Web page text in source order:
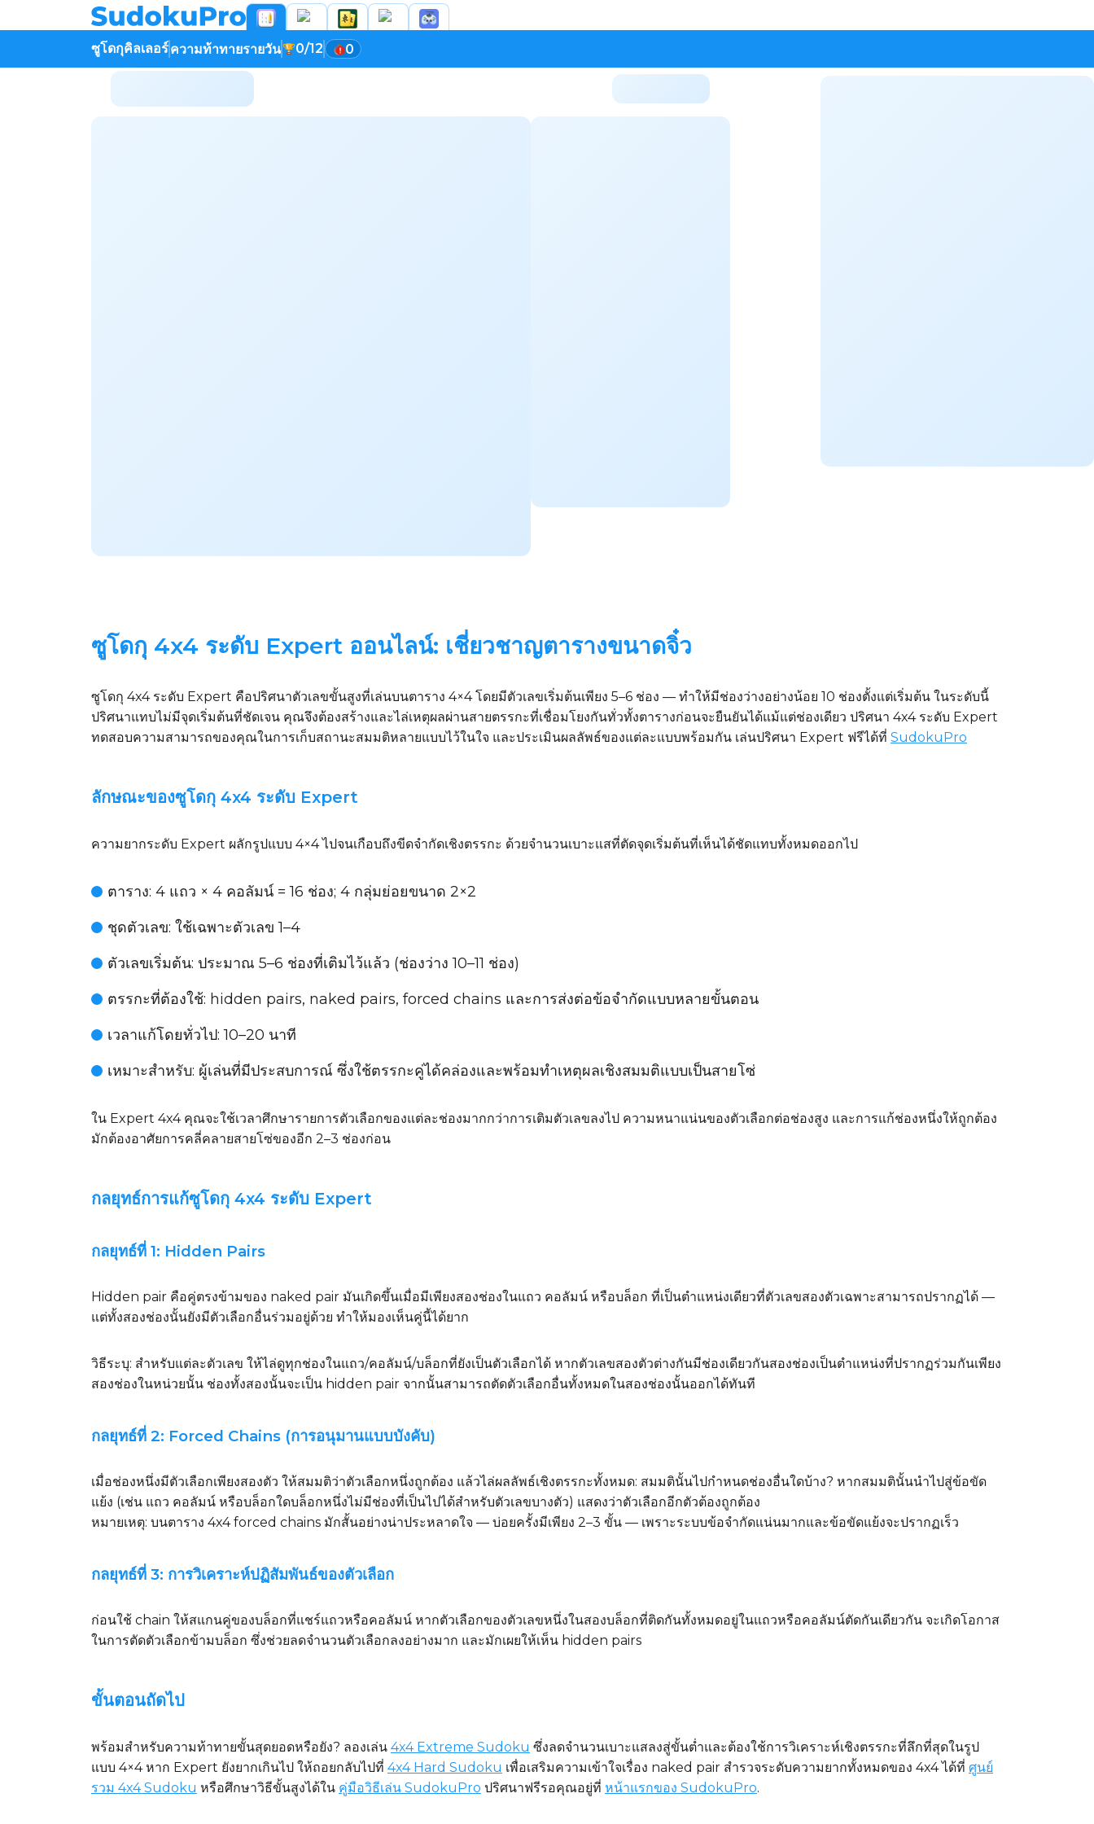
ซูโดกุคิลเลอร์ความท้าทายรายวัน 0/12 0
ซูโดกุ 4x4 ระดับ Expert ออนไลน์: เชี่ยวชาญตารางขนาดจิ๋ว
ซูโดกุ 4x4 ระดับ Expert คือปริศนาตัวเลขขั้นสูงที่เล่นบนตาราง 4×4 โดยมีตัวเลขเริ่มต้นเพียง 5–6 ช่อง — ทำให้มีช่องว่างอย่างน้อย 10 ช่องตั้งแต่เริ่มต้น ในระดับนี้
ปริศนาแทบไม่มีจุดเริ่มต้นที่ชัดเจน คุณจึงต้องสร้างและไล่เหตุผลผ่านสายตรรกะที่เชื่อมโยงกันทั่วทั้งตารางก่อนจะยืนยันได้แม้แต่ช่องเดียว ปริศนา 4x4 ระดับ Expert
ทดสอบความสามารถของคุณในการเก็บสถานะสมมติหลายแบบไว้ในใจ และประเมินผลลัพธ์ของแต่ละแบบพร้อมกัน เล่นปริศนา Expert ฟรีได้ที่ SudokuPro
ลักษณะของซูโดกุ 4x4 ระดับ Expert
ความยากระดับ Expert ผลักรูปแบบ 4×4 ไปจนเกือบถึงขีดจำกัดเชิงตรรกะ ด้วยจำนวนเบาะแสที่ตัดจุดเริ่มต้นที่เห็นได้ชัดแทบทั้งหมดออกไป
ตาราง: 4 แถว × 4 คอลัมน์ = 16 ช่อง; 4 กลุ่มย่อยขนาด 2×2
ชุดตัวเลข: ใช้เฉพาะตัวเลข 1–4
ตัวเลขเริ่มต้น: ประมาณ 5–6 ช่องที่เติมไว้แล้ว (ช่องว่าง 10–11 ช่อง)
ตรรกะที่ต้องใช้: hidden pairs, naked pairs, forced chains และการส่งต่อข้อจำกัดแบบหลายขั้นตอน
เวลาแก้โดยทั่วไป: 10–20 นาที
เหมาะสำหรับ: ผู้เล่นที่มีประสบการณ์ ซึ่งใช้ตรรกะคู่ได้คล่องและพร้อมทำเหตุผลเชิงสมมติแบบเป็นสายโซ่
ใน Expert 4x4 คุณจะใช้เวลาศึกษารายการตัวเลือกของแต่ละช่องมากกว่าการเติมตัวเลขลงไป ความหนาแน่นของตัวเลือกต่อช่องสูง และการแก้ช่องหนึ่งให้ถูกต้อง
มักต้องอาศัยการคลี่คลายสายโซ่ของอีก 2–3 ช่องก่อน
กลยุทธ์การแก้ซูโดกุ 4x4 ระดับ Expert
กลยุทธ์ที่ 1: Hidden Pairs
Hidden pair คือคู่ตรงข้ามของ naked pair มันเกิดขึ้นเมื่อมีเพียงสองช่องในแถว คอลัมน์ หรือบล็อก ที่เป็นตำแหน่งเดียวที่ตัวเลขสองตัวเฉพาะสามารถปรากฏได้ —
แต่ทั้งสองช่องนั้นยังมีตัวเลือกอื่นร่วมอยู่ด้วย ทำให้มองเห็นคู่นี้ได้ยาก
วิธีระบุ: สำหรับแต่ละตัวเลข ให้ไล่ดูทุกช่องในแถว/คอลัมน์/บล็อกที่ยังเป็นตัวเลือกได้ หากตัวเลขสองตัวต่างกันมีช่องเดียวกันสองช่องเป็นตำแหน่งที่ปรากฏร่วมกันเพียง
สองช่องในหน่วยนั้น ช่องทั้งสองนั้นจะเป็น hidden pair จากนั้นสามารถตัดตัวเลือกอื่นทั้งหมดในสองช่องนั้นออกได้ทันที
กลยุทธ์ที่ 2: Forced Chains (การอนุมานแบบบังคับ)
เมื่อช่องหนึ่งมีตัวเลือกเพียงสองตัว ให้สมมติว่าตัวเลือกหนึ่งถูกต้อง แล้วไล่ผลลัพธ์เชิงตรรกะทั้งหมด: สมมตินั้นไปกำหนดช่องอื่นใดบ้าง? หากสมมตินั้นนำไปสู่ข้อขัด
แย้ง (เช่น แถว คอลัมน์ หรือบล็อกใดบล็อกหนึ่งไม่มีช่องที่เป็นไปได้สำหรับตัวเลขบางตัว) แสดงว่าตัวเลือกอีกตัวต้องถูกต้อง
หมายเหตุ: บนตาราง 4x4 forced chains มักสั้นอย่างน่าประหลาดใจ — บ่อยครั้งมีเพียง 2–3 ขั้น — เพราะระบบข้อจำกัดแน่นมากและข้อขัดแย้งจะปรากฏเร็ว
กลยุทธ์ที่ 3: การวิเคราะห์ปฏิสัมพันธ์ของตัวเลือก
ก่อนใช้ chain ให้สแกนคู่ของบล็อกที่แชร์แถวหรือคอลัมน์ หากตัวเลือกของตัวเลขหนึ่งในสองบล็อกที่ติดกันทั้งหมดอยู่ในแถวหรือคอลัมน์ตัดกันเดียวกัน จะเกิดโอกาส
ในการตัดตัวเลือกข้ามบล็อก ซึ่งช่วยลดจำนวนตัวเลือกลงอย่างมาก และมักเผยให้เห็น hidden pairs
ขั้นตอนถัดไป
พร้อมสำหรับความท้าทายขั้นสุดยอดหรือยัง? ลองเล่น 4x4 Extreme Sudoku ซึ่งลดจำนวนเบาะแสลงสู่ขั้นต่ำและต้องใช้การวิเคราะห์เชิงตรรกะที่ลึกที่สุดในรูป
แบบ 4×4 หาก Expert ยังยากเกินไป ให้ถอยกลับไปที่ 4x4 Hard Sudoku เพื่อเสริมความเข้าใจเรื่อง naked pair สำรวจระดับความยากทั้งหมดของ 4x4 ได้ที่ ศูนย์
รวม 4x4 Sudoku หรือศึกษาวิธีขั้นสูงได้ใน คู่มือวิธีเล่น SudokuPro ปริศนาฟรีรอคุณอยู่ที่ หน้าแรกของ SudokuPro.